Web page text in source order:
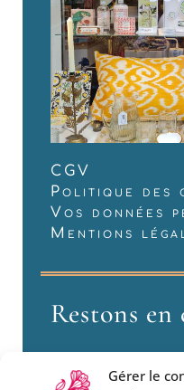
Gérer le
CGV
Politique des
Vos données
Mentions
Restons